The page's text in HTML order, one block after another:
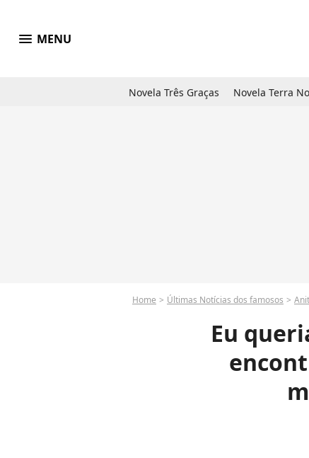
menu MENU
Novela Três Graças Novela Terra
Home Últimas Notícias dos famosos
Eu